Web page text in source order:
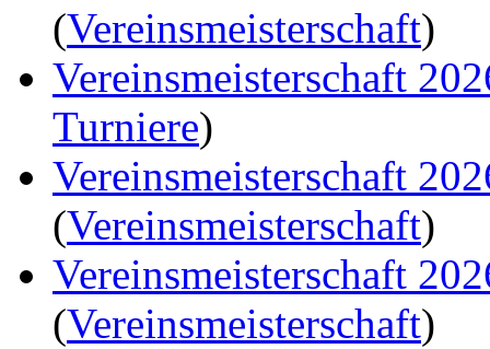
(Vereinsmeisterschaft)
Vereinsmeisterschaft
Turniere)
Vereinsmeisterschaft
(Vereinsmeisterschaft)
Vereinsmeisterschaft
(Vereinsmeisterschaft)